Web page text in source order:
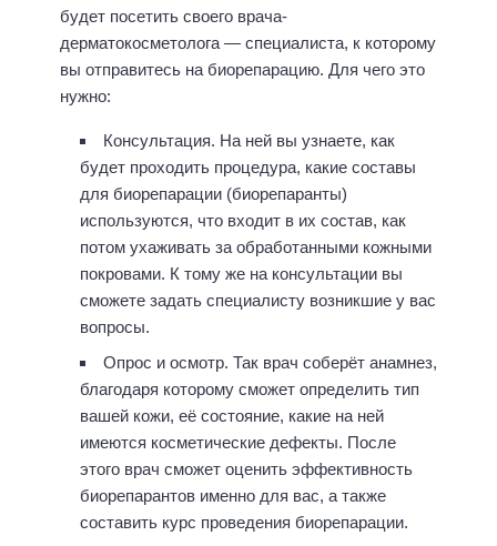
будет посетить своего врача-
дерматокосметолога — специалиста, к которому
вы отправитесь на биорепарацию. Для чего это
нужно:
Консультация. На ней вы узнаете, как
будет проходить процедура, какие составы
для биорепарации (биорепаранты)
используются, что входит в их состав, как
потом ухаживать за обработанными кожными
покровами. К тому же на консультации вы
сможете задать специалисту возникшие у вас
вопросы.
Опрос и осмотр. Так врач соберёт анамнез,
благодаря которому сможет определить тип
вашей кожи, её состояние, какие на ней
имеются косметические дефекты. После
этого врач сможет оценить эффективность
биорепарантов именно для вас, а также
составить курс проведения биорепарации.